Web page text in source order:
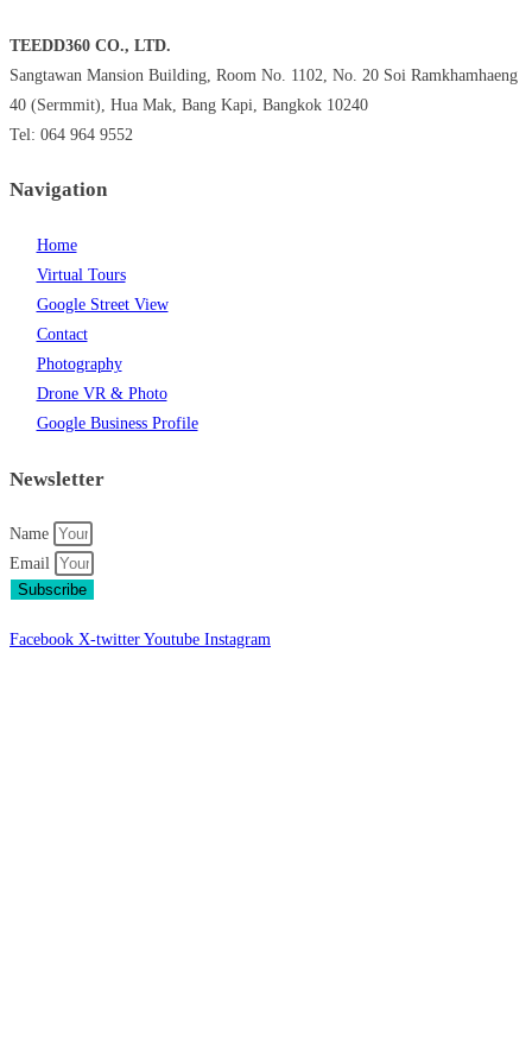
TEEDD360 CO., LTD.
Sangtawan Mansion Building, Room No. 1102, No. 20 Soi Ramkhamhaeng
40 (Sermmit), Hua Mak, Bang Kapi, Bangkok 10240
Tel: 064 964 9552
Navigation
Home
Virtual Tours
Google Street View
Contact
Photography
Drone VR & Photo
Google Business Profile
Newsletter
Name
Email
Subscribe
Facebook X-twitter Youtube Instagram